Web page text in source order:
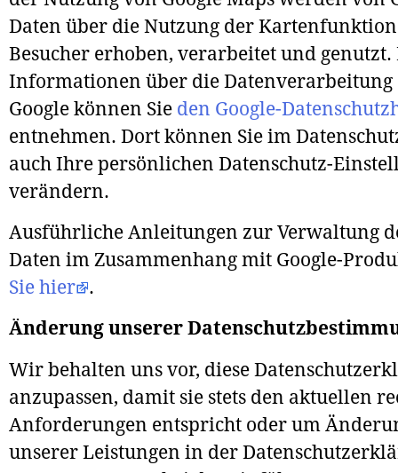
Daten über die Nutzung der
Besucher erhoben, verarbeitet und genutzt.
Informationen über die Datenverarbeitung
Google können Sie den Google-
entnehmen. Dort können Sie im
auch Ihre persönlichen Datenschutz-
verändern.
Ausführliche Anleitungen zur Verwaltung
Daten im Zusammenhang mit Google-
Sie hier
.
Änderung unserer
Wir behalten uns vor, diese
anzupassen, damit sie stets den aktuellen
Anforderungen entspricht oder um
unserer Leistungen in der